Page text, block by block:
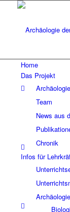
Home
Das Projekt
Team
News aus
Chronik
Infos für